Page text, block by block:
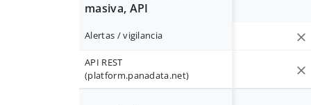
masiva, API
Alertas / vigilancia
API REST
(platform.panadata.net)